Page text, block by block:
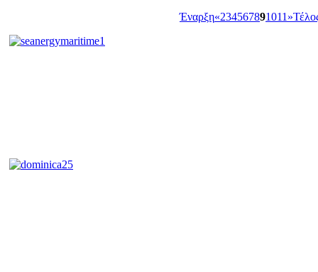
Έναρξη«234567891011»